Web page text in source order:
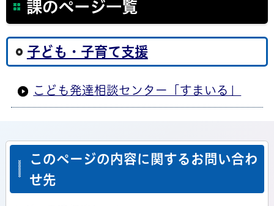
課のページ一覧
子ども・子育て支援
こども発達相談センター「すまいる」
このページの内容に関するお問い合わ
せ先